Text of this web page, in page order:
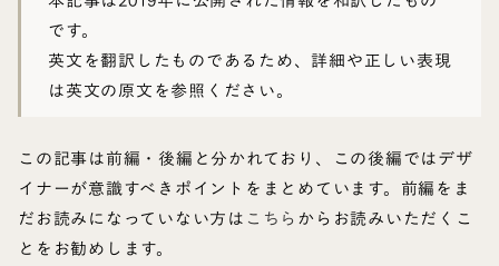
です。
英文を翻訳したものであるため、詳細や正しい表現
は英文の原文を参照ください。
この記事は前編・後編と分かれており、この後編ではデザ
イナーが意識すべきポイントをまとめています。前編をま
だお読みになっていない方はこちらからお読みいただくこ
とをお勧めします。